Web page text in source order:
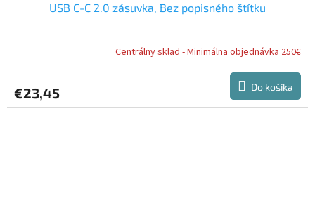
USB C-C 2.0 zásuvka, Bez popisného štítku
Centrálny sklad - Minimálna objednávka 250€
€23,45 Do košíka